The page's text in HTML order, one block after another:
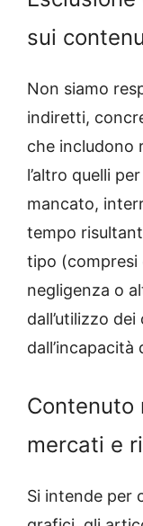
sui
Non siamo
indiretti,
che includono
l’altro quelli
mancato,
tempo
tipo (compresi
negligenza o
dall’utilizzo
Contenuto
mercati e
Si intende per